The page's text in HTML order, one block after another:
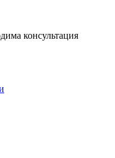
консультация